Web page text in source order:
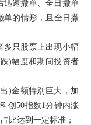
迅速撤单、全日撤单
单的情形，且全日撤
多只股票上出现小幅
)幅度和期间投资者
)金额特别巨大，加
创50指数1分钟内涨
比达到一定标准；